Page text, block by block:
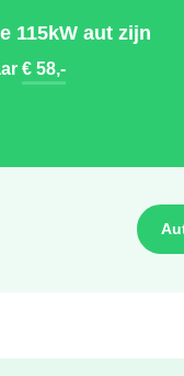
115kW aut zijn
€ 58,-